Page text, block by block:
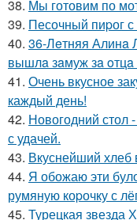
38. Мы готовим по
39. Песочный пиpог
40. 36-Лeтняя Алинa
вышлa зaмуж зa oтцa
41. Очень вкусное
каждый день!
42. Новогодний стол
с удачей.
43. Вкуснейший хлеб
44. Я обожаю эти
румяную коpочку с
45. Турецкая звезда